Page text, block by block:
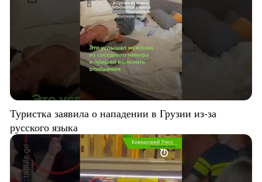
Туристка заявила о нападении в Грузии из-за
русского языка